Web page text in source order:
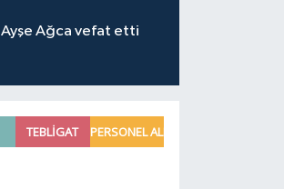
Ayşe Ağca vefat etti